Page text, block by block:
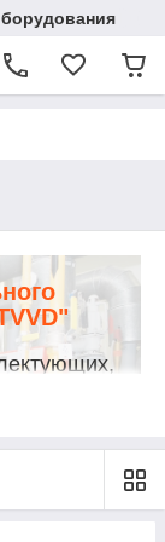
качество
цены.